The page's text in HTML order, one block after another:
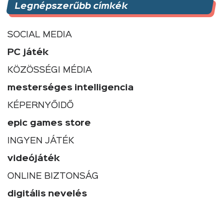
Legnépszerűbb címkék
SOCIAL MEDIA
PC játék
KÖZÖSSÉGI MÉDIA
mesterséges intelligencia
KÉPERNYŐIDŐ
epic games store
INGYEN JÁTÉK
videójáték
ONLINE BIZTONSÁG
digitális nevelés